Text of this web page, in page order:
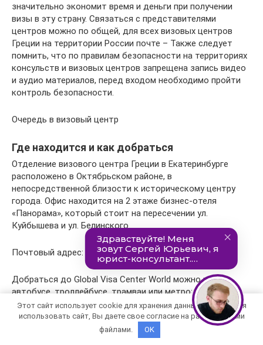
значительно экономит время и деньги при получении
визы в эту страну. Связаться с представителями
центров можно по общей, для всех визовых центров
Греции на территории России почте – Также следует
помнить, что по правилам безопасности на территориях
консульств и визовых центров запрещена запись видео
и аудио материалов, перед входом необходимо пройти
контроль безопасности.
Очередь в визовый центр
Где находится и как добраться
Отделение визового центра Греции в Екатеринбурге
расположено в Октябрьском районе, в
непосредственной близости к историческому центру
города. Офис находится на 2 этаже бизнес-отеля
«Панорама», который стоит на пересечении ул.
Куйбышева и ул. Белинского.
Почтовый адрес: 620026, ул. Куйбышева, д.44Д.
Добраться до Global Visa Center World можно на:
автобусе, троллейбусе, трамваи или метро:
Автобусные маршруты № 030, 1, 2,19 и 077 и
троллейбусы №№ 1, 5, 6, 9, 15,20 и 11
Этот сайт использует cookie для хранения данных. Продолжая
использовать сайт, Вы даете свое согласие на работу с этими
файлами.
OK